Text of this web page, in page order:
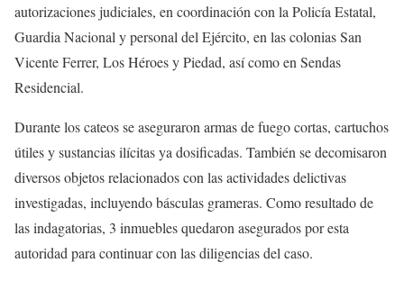
autorizaciones judiciales, en coordinación con la Policía Estatal,
Guardia Nacional y personal del Ejército, en las colonias San
Vicente Ferrer, Los Héroes y Piedad, así como en Sendas
Residencial.
Durante los cateos se aseguraron armas de fuego cortas, cartuchos
útiles y sustancias ilícitas ya dosificadas. También se decomisaron
diversos objetos relacionados con las actividades delictivas
investigadas, incluyendo básculas grameras. Como resultado de
las indagatorias, 3 inmuebles quedaron asegurados por esta
autoridad para continuar con las diligencias del caso.